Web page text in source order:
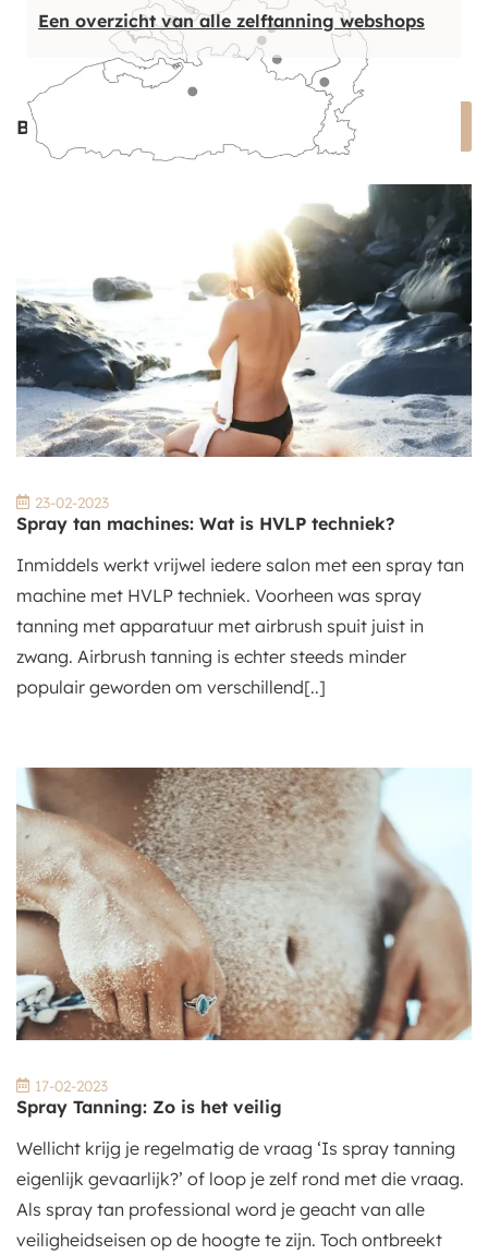
Een overzicht van alle zelftanning webshops
Blogs over spray-tan Bekijk alle blogs
23-02-2023
Spray tan machines: Wat is HVLP techniek?
Inmiddels werkt vrijwel iedere salon met een spray tan
machine met HVLP techniek. Voorheen was spray
tanning met apparatuur met airbrush spuit juist in
zwang. Airbrush tanning is echter steeds minder
populair geworden om verschillend[..]
17-02-2023
Spray Tanning: Zo is het veilig
Wellicht krijg je regelmatig de vraag ‘Is spray tanning
eigenlijk gevaarlijk?’ of loop je zelf rond met die vraag.
Als spray tan professional word je geacht van alle
veiligheidseisen op de hoogte te zijn. Toch ontbreekt